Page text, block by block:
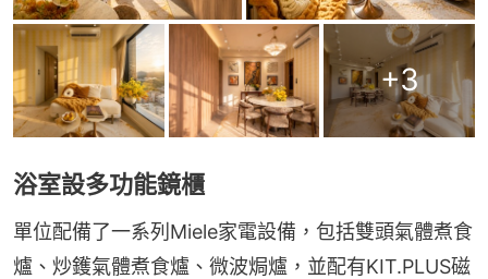
+3
浴室設多功能鏡櫃
單位配備了一系列Miele家電設備，包括雙頭氣體煮食
爐、炒鑊氣體煮食爐、微波焗爐，並配有KIT.PLUS磁